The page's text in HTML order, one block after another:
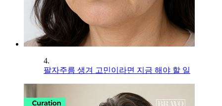
4.
팔자주름 생겨 고민이라면 지금 해야 할 일